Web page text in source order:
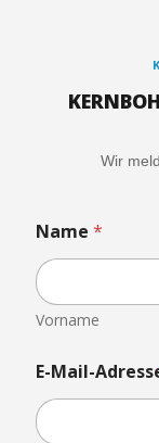
Wir
Name *
Vorname
E-Mail-